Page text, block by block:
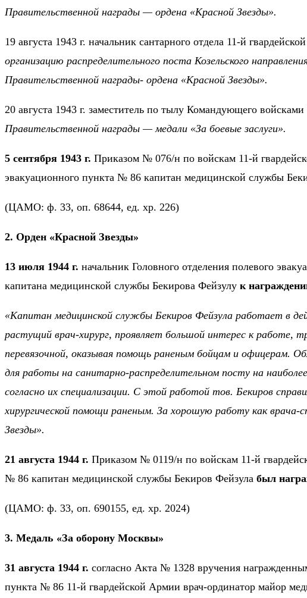
Правительственной награды — ордена «Красной Звезды».
19 августа 1943 г. начальник сантарного отдела 11-й
организацию распределительного поста Козельского
Правительственной награды- ордена «Красной Звезды».
20 августа 1943 г. заместитель по тылу Командующего
Правительственной награды — медали «За боевые заслуги».
5 сентября 1943 г. Приказом № 076/н по войскам 11-й
эвакуационного пункта № 86 капитан медицинской службы
(ЦАМО: ф. 33, оп. 68644, ед. хр. 226)
2. Орден «Красной Звезды»
13 июля 1944 г. начальник Головного отделения полевого
капитана медицинской службы Бекирова Фейзулу к
«Капитан медицинской службы Бекиров Фейзула работает в
растущий врач-хирург, проявляет большой интерес к работе,
перевязочной, оказывая помощь раненым бойцам и офицерам.
для работы на санитарно-распределительном посту на
согласно их специализации. С этой работой тов. Бекиров
хирургической помощи раненым. За хорошую работу как
Звезды».
21 августа 1944 г. Приказом № 0119/н по войскам 11-й
№ 86 капитан медицинской службы Бекиров Фейзула был
(ЦАМО: ф. 33, оп. 690155, ед. хр. 2024)
3. Медаль «За оборону Москвы»
31 августа 1944 г. согласно Акта № 1328 вручения
пункта № 86 11-й гвардейской Армии врач-ординатор майор